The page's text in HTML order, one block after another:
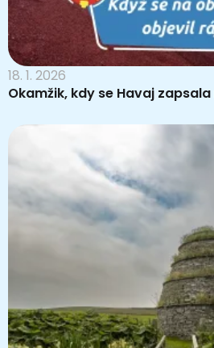
18. 1. 2026
Okamžik, kdy se Havaj